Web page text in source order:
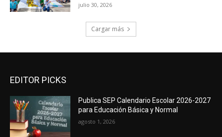
julio 30, 2026
Cargar más
EDITOR PICKS
Publica SEP Calendario Escolar 2026-2027
para Educación Básica y Normal
agosto 1, 2026